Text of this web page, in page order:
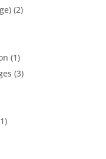
(2)
(1)
(3)